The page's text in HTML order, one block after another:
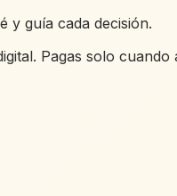
y guía cada decisión.
Pagas solo cuando